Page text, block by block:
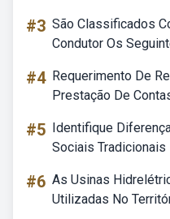
#3 São Classificados
Condutor Os
#4 Requerimento De
Prestação De
#5 Identifique
Sociais Tradicionais
#6 As Usinas
Utilizadas No